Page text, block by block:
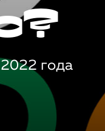
года